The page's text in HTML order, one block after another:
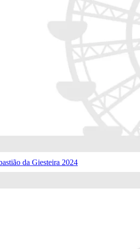
da Giesteira 2024